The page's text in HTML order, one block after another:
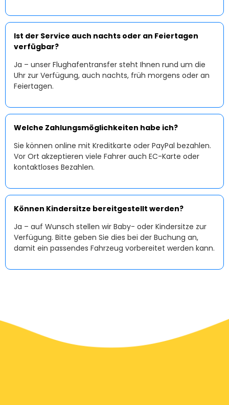
Ist der Service auch nachts oder an Feiertagen
verfügbar?
Ja – unser Flughafentransfer steht Ihnen rund um die
Uhr zur Verfügung, auch nachts, früh morgens oder an
Feiertagen.
Welche Zahlungsmöglichkeiten habe ich?
Sie können online mit Kreditkarte oder PayPal bezahlen.
Vor Ort akzeptieren viele Fahrer auch EC-Karte oder
kontaktloses Bezahlen.
Können Kindersitze bereitgestellt werden?
Ja – auf Wunsch stellen wir Baby- oder Kindersitze zur
Verfügung. Bitte geben Sie dies bei der Buchung an,
damit ein passendes Fahrzeug vorbereitet werden kann.